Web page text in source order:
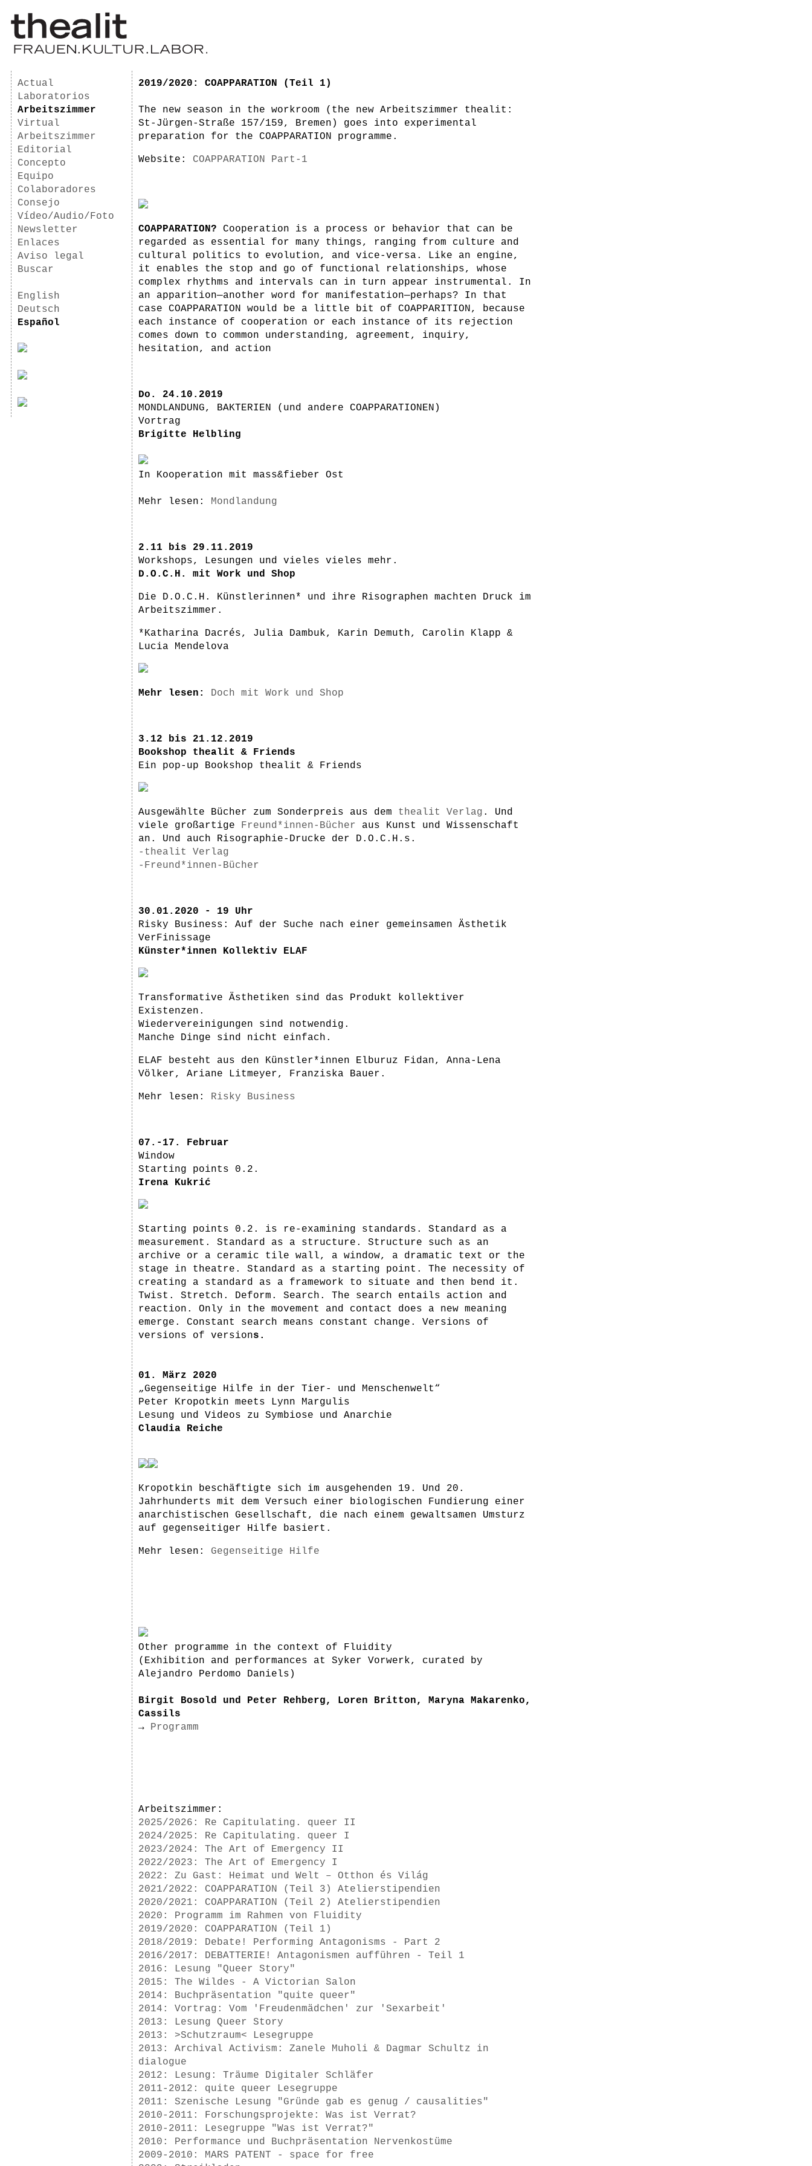
Actual
Laboratorios
Arbeitszimmer
Virtual
Arbeitszimmer
Editorial
Concepto
Equipo
Colaboradores
Consejo
Vídeo/Audio/Foto
Newsletter
Enlaces
Aviso legal
Buscar
English
Deutsch
Español
2019/2020: COAPPARATION (Teil 1)
The new season in the workroom (the new Arbeitszimmer thealit:
St-Jürgen-Straße 157/159, Bremen) goes into experimental
preparation for the COAPPARATION programme.
Website: COAPPARATION Part-1
COAPPARATION? Cooperation is a process or behavior that can be
regarded as essential for many things, ranging from culture and
cultural politics to evolution, and vice-versa. Like an engine,
it enables the stop and go of functional relationships, whose
complex rhythms and intervals can in turn appear instrumental. In
an apparition—another word for manifestation—perhaps? In that
case COAPPARATION would be a little bit of COAPPARITION, because
each instance of cooperation or each instance of its rejection
comes down to common understanding, agreement, inquiry,
hesitation, and action
Do. 24.10.2019
MONDLANDUNG, BAKTERIEN (und andere COAPPARATIONEN)
Vortrag
Brigitte Helbling
In Kooperation mit mass&fieber Ost
Mehr lesen: Mondlandung
2.11 bis 29.11.2019
Workshops, Lesungen und vieles vieles mehr.
D.O.C.H. mit Work und Shop
Die D.O.C.H. Künstlerinnen* und ihre Risographen machten Druck im
Arbeitszimmer.
*Katharina Dacrés, Julia Dambuk, Karin Demuth, Carolin Klapp &
Lucia Mendelova
Mehr lesen: Doch mit Work und Shop
3.12 bis 21.12.2019
Bookshop thealit & Friends
Ein pop-up Bookshop thealit & Friends
Ausgewählte Bücher zum Sonderpreis aus dem thealit Verlag . Und
viele großartige Freund*innen-Bücher aus Kunst und Wissenschaft
an. Und auch Risographie-Drucke der D.O.C.H.s.
-thealit Verlag
-Freund*innen-Bücher
30.01.2020 - 19 Uhr
Risky Business: Auf der Suche nach einer gemeinsamen Ästhetik
VerFinissage
Künster*innen Kollektiv ELAF
Transformative Ästhetiken sind das Produkt kollektiver
Existenzen.
Wiedervereinigungen sind notwendig.
Manche Dinge sind nicht einfach.
ELAF besteht aus den Künstler*innen Elburuz Fidan, Anna-Lena
Völker, Ariane Litmeyer, Franziska Bauer.
Mehr lesen: Risky Business
07.-17. Februar
Window
Starting points 0.2.
Irena Kukrić
Starting points 0.2. is re-examining standards. Standard as a
measurement. Standard as a structure. Structure such as an
archive or a ceramic tile wall, a window, a dramatic text or the
stage in theatre. Standard as a starting point. The necessity of
creating a standard as a framework to situate and then bend it.
Twist. Stretch. Deform. Search. The search entails action and
reaction. Only in the movement and contact does a new meaning
emerge. Constant search means constant change. Versions of
versions of versions.
01. März 2020
„Gegenseitige Hilfe in der Tier- und Menschenwelt“
Peter Kropotkin meets Lynn Margulis
Lesung und Videos zu Symbiose und Anarchie
Claudia Reiche
Kropotkin beschäftigte sich im ausgehenden 19. Und 20.
Jahrhunderts mit dem Versuch einer biologischen Fundierung einer
anarchistischen Gesellschaft, die nach einem gewaltsamen Umsturz
auf gegenseitiger Hilfe basiert.
Mehr lesen: Gegenseitige Hilfe
Other programme in the context of Fluidity
(Exhibition and performances at Syker Vorwerk, curated by
Alejandro Perdomo Daniels)
Birgit Bosold und Peter Rehberg, Loren Britton, Maryna Makarenko,
Cassils
→ Programm
Arbeitszimmer:
2025/2026: Re Capitulating. queer II
2024/2025: Re Capitulating. queer I
2023/2024: The Art of Emergency II
2022/2023: The Art of Emergency I
2022: Zu Gast: Heimat und Welt – Otthon és Világ
2021/2022: COAPPARATION (Teil 3) Atelierstipendien
2020/2021: COAPPARATION (Teil 2) Atelierstipendien
2020: Programm im Rahmen von Fluidity
2019/2020: COAPPARATION (Teil 1)
2018/2019: Debate! Performing Antagonisms - Part 2
2016/2017: DEBATTERIE! Antagonismen aufführen - Teil 1
2016: Lesung "Queer Story"
2015: The Wildes - A Victorian Salon
2014: Buchpräsentation "quite queer"
2014: Vortrag: Vom 'Freudenmädchen' zur 'Sexarbeit'
2013: Lesung Queer Story
2013: >Schutzraum< Lesegruppe
2013: Archival Activism: Zanele Muholi & Dagmar Schultz in
dialogue
2012: Lesung: Träume Digitaler Schläfer
2011-2012: quite queer Lesegruppe
2011: Szenische Lesung "Gründe gab es genug / causalities"
2010-2011: Forschungsprojekte: Was ist Verrat?
2010-2011: Lesegruppe "Was ist Verrat?"
2010: Performance und Buchpräsentation Nervenkostüme
2009-2010: MARS PATENT - space for free